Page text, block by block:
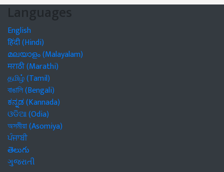
Languages
English
हिंदी (Hindi)
മലയാളം (Malayalam)
मराठी (Marathi)
தமிழ் (Tamil)
বাঙালি (Bengali)
ಕನ್ನಡ (Kannada)
ଓଡିଆ (Odia)
অসমীয়া (Asomiya)
ਪੰਜਾਬੀ
తెలుగు
ગુજરાતી